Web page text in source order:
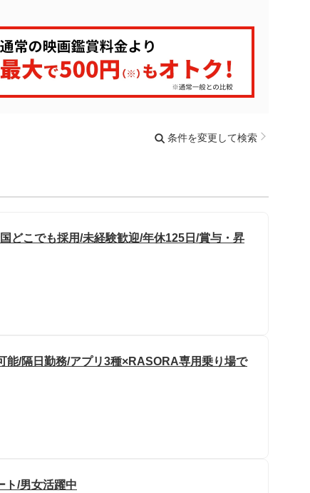
条件を変更して検索
どこでも採用/未経験歓迎/年休125日/賞与・昇
能/隔日勤務/アプリ3種×RASORA専用乗り場で
ト/男女活躍中